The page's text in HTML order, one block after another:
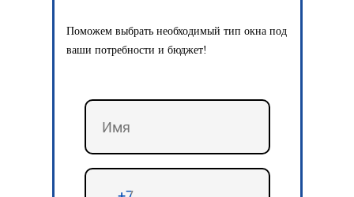
Поможем выбрать необходимый тип окна под
ваши потребности и бюджет!